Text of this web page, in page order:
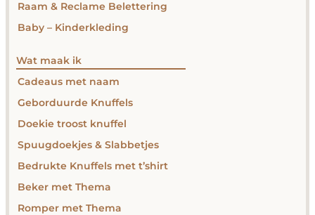
Raam & Reclame Belettering
Baby – Kinderkleding
Wat maak ik
Cadeaus met naam
Geborduurde Knuffels
Doekie troost knuffel
Spuugdoekjes & Slabbetjes
Bedrukte Knuffels met t’shirt
Beker met Thema
Romper met Thema